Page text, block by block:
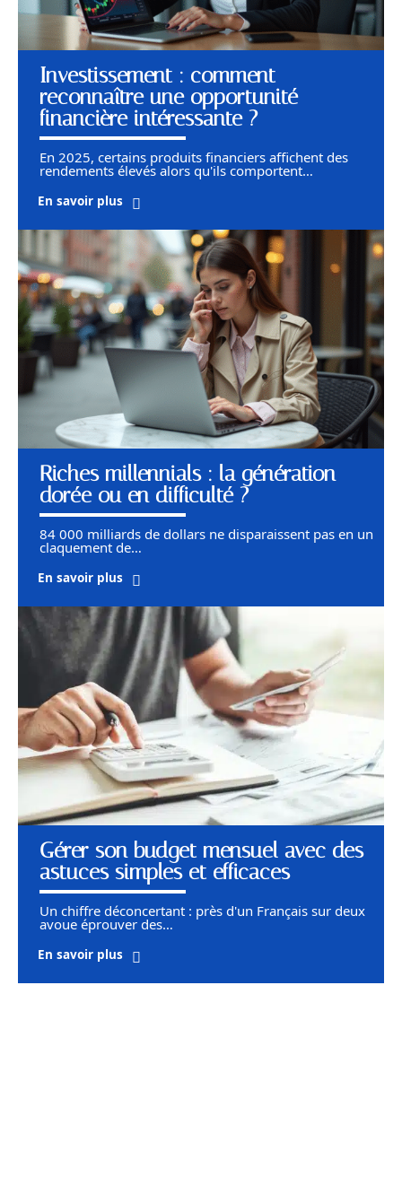
Investissement : comment
reconnaître une opportunité
financière intéressante ?
En 2025, certains produits financiers affichent des
rendements élevés alors qu'ils comportent…
En savoir plus
Riches millennials : la génération
dorée ou en difficulté ?
84 000 milliards de dollars ne disparaissent pas en un
claquement de…
En savoir plus
Gérer son budget mensuel avec des
astuces simples et efficaces
Un chiffre déconcertant : près d'un Français sur deux
avoue éprouver des…
En savoir plus